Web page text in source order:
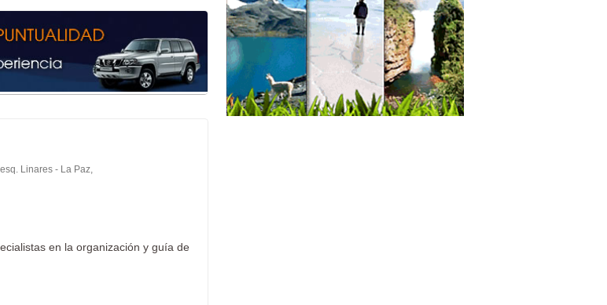
Linares - La Paz,
en la organización y guía de